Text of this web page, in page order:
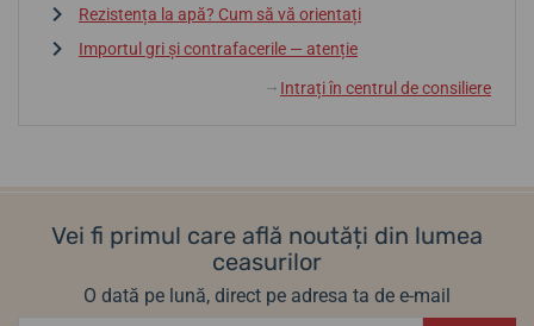
Rezistența la apă? Cum să vă orientați
Importul gri și contrafacerile — atenție
↓ Intrați în centrul de consiliere
Vei fi primul care află noutăți din lumea
ceasurilor
O dată pe lună, direct pe adresa ta de e-mail